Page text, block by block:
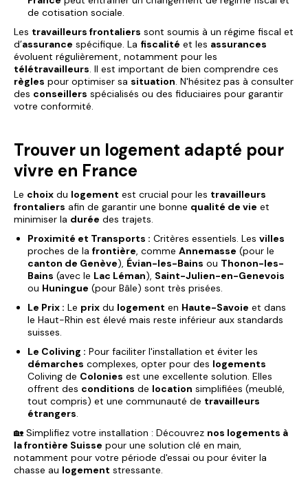
de cotisation sociale.
Les travailleurs frontaliers sont soumis à un régime fiscal et
d’assurance spécifique. La fiscalité et les assurances
évoluent régulièrement, notamment pour les
télétravailleurs. Il est important de bien comprendre ces
règles pour optimiser sa situation. N'hésitez pas à consulter
des conseillers spécialisés ou des fiduciaires pour garantir
votre conformité.
Trouver un logement adapté pour
vivre en France
Le choix du logement est crucial pour les travailleurs
frontaliers afin de garantir une bonne qualité de vie et
minimiser la durée des trajets.
Proximité et Transports : Critères essentiels. Les villes
proches de la frontière, comme Annemasse (pour le
canton de Genève), Évian-les-Bains ou Thonon-les-
Bains (avec le Lac Léman), Saint-Julien-en-Genevois
ou Huningue (pour Bâle) sont très prisées.
Le Prix : Le prix du logement en Haute-Savoie et dans
le Haut-Rhin est élevé mais reste inférieur aux standards
suisses.
Le Coliving : Pour faciliter l'installation et éviter les
démarches complexes, opter pour des logements
Coliving de Colonies est une excellente solution. Elles
offrent des conditions de location simplifiées (meublé,
tout compris) et une communauté de travailleurs
étrangers.
🏡 Simplifiez votre installation : Découvrez nos logements à
la frontière Suisse pour une solution clé en main,
notamment pour votre période d'essai ou pour éviter la
chasse au logement stressante.